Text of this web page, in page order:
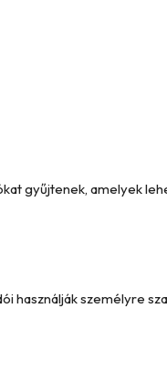
gyűjtenek, amelyek
használják személyre